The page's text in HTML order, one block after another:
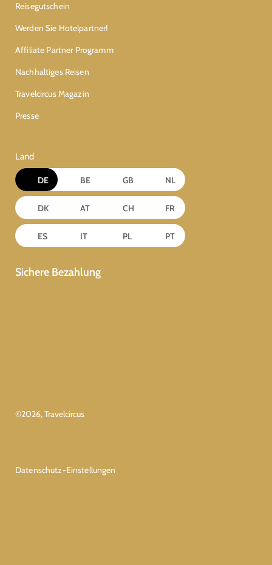
Reisegutschein
Werden Sie Hotelpartner!
Affiliate Partner Programm
Nachhaltiges Reisen
Travelcircus Magazin
Presse
Land
DE BE GB NL
DK AT CH FR
ES IT PL PT
Sichere Bezahlung
©2026, Travelcircus
Datenschutz-Einstellungen